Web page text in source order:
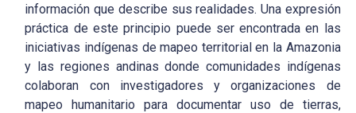
información que describe sus realidades. Una expresión
práctica de este principio puede ser encontrada en las
iniciativas indígenas de mapeo territorial en la Amazonia
y las regiones andinas donde comunidades indígenas
colaboran con investigadores y organizaciones de
mapeo humanitario para documentar uso de tierras,